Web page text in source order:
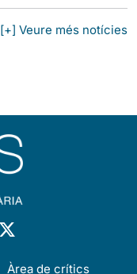
[+] Veure més notícies
Àrea de crítics